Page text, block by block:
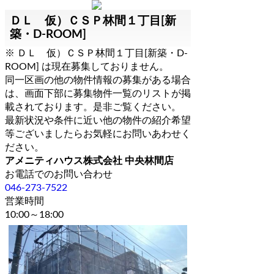
ＤＬ 仮）ＣＳＰ林間１丁目[新
築・D-ROOM]
※ ＤＬ 仮）ＣＳＰ林間１丁目[新築・D-
ROOM] は現在募集しておりません。
同一区画の他の物件情報の募集がある場合
は、画面下部に募集物件一覧のリストが掲
載されております。是非ご覧ください。
最新状況や条件に近い他の物件の紹介希望
等ございましたらお気軽にお問いあわせく
ださい。
アメニティハウス株式会社 中央林間店
お電話でのお問い合わせ
046-273-7522
営業時間
10:00～18:00